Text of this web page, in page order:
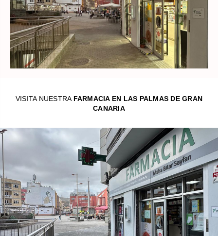
VISITA NUESTRA FARMACIA EN LAS PALMAS DE GRAN
CANARIA